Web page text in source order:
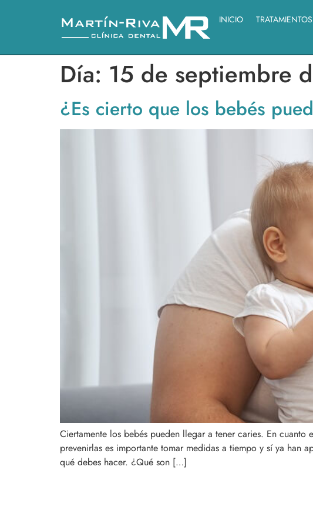
INICIO TRATAMIENTOS
Día: 15 de septiembre
¿Es cierto que los bebés
Ciertamente los bebés pueden llegar a tener caries. En
prevenirlas es importante tomar medidas a tiempo y sí ya han
qué debes hacer. ¿Qué son […]